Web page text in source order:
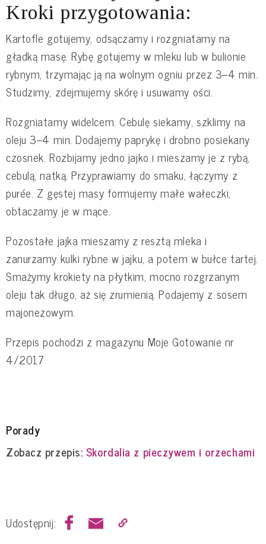
Kroki przygotowania:
Kartofle gotujemy, odsączamy i rozgniatamy na
gładką masę. Rybę gotujemy w mleku lub w bulionie
rybnym, trzymając ją na wolnym ogniu przez 3–4 min.
Studzimy, zdejmujemy skórę i usuwamy ości.
Rozgniatamy widelcem. Cebulę siekamy, szklimy na
oleju 3–4 min. Dodajemy paprykę i drobno posiekany
czosnek. Rozbijamy jedno jajko i mieszamy je z rybą,
cebulą, natką. Przyprawiamy do smaku, łączymy z
purée. Z gęstej masy formujemy małe wałeczki,
obtaczamy je w mące.
Pozostałe jajka mieszamy z resztą mleka i
zanurzamy kulki rybne w jajku, a potem w bułce tartej.
Smażymy krokiety na płytkim, mocno rozgrzanym
oleju tak długo, aż się zrumienią. Podajemy z sosem
majonezowym.
Przepis pochodzi z magazynu Moje Gotowanie nr
4/2017
Porady
Zobacz przepis: Skordalia z pieczywem i orzechami
Udostępnij: